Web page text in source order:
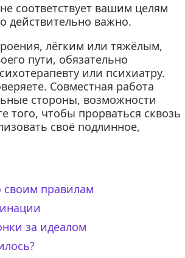
соответствует вашим целям
действительно важно.
лёгким или тяжёлым,
пути, обязательно
или психиатру.
Совместная работа
стороны, возможности
чтобы прорваться сквозь
своё подлинное,
своим правилам
за идеалом